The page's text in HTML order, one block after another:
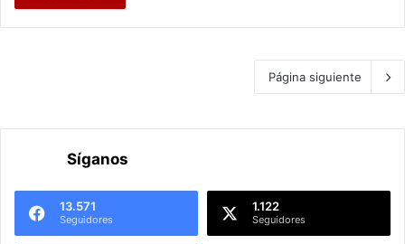
Página siguiente
Síganos
13.571
Seguidores
1.122
Seguidores